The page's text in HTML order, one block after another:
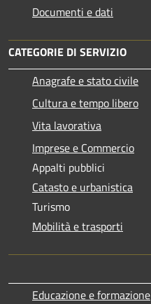
Documenti e dati
CATEGORIE DI SERVIZIO
Anagrafe e stato civile
Cultura e tempo libero
Vita lavorativa
Imprese e Commercio
Appalti pubblici
Catasto e urbanistica
Turismo
Mobilità e trasporti
Educazione e formazione